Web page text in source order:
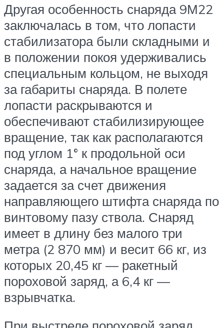
Другая особенность снаряда 9М22
заключалась в том, что лопасти
стабилизатора были складными и
в положении покоя удерживались
специальным кольцом, не выходя
за габариты снаряда. В полете
лопасти раскрываются и
обеспечивают стабилизирующее
вращение, так как располагаются
под углом 1° к продольной оси
снаряда, а начальное вращение
задается за счет движения
направляющего штифта снаряда по
винтовому пазу ствола. Снаряд
имеет в длину без малого три
метра (2 870 мм) и весит 66 кг, из
которых 20,45 кг — ракетный
пороховой заряд, а 6,4 кг —
взрывчатка.